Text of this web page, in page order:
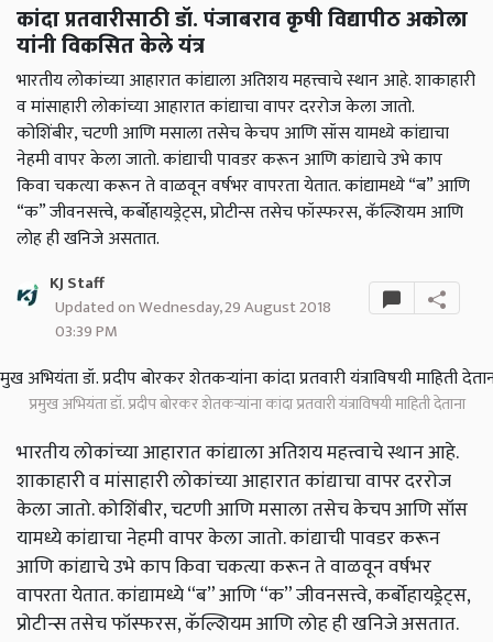
कांदा प्रतवारीसाठी डॉ. पंजाबराव कृषी विद्यापीठ अकोला
यांनी विकसित केले यंत्र
भारतीय लोकांच्या आहारात कांद्याला अतिशय महत्त्वाचे स्थान आहे. शाकाहारी
व मांसाहारी लोकांच्या आहारात कांद्याचा वापर दररोज केला जातो.
कोशिंबीर, चटणी आणि मसाला तसेच केचप आणि सॉस यामध्ये कांद्याचा
नेहमी वापर केला जातो. कांद्याची पावडर करून आणि कांद्याचे उभे काप
किवा चकत्या करून ते वाळवून वर्षभर वापरता येतात. कांद्यामध्ये “ब” आणि
“क” जीवनसत्त्वे, कर्बोहायड्रेट्स, प्रोटीन्स तसेच फॉस्फरस, कॅल्शियम आणि
लोह ही खनिजे असतात.
KJ Staff
Updated on Wednesday, 29 August 2018
03:39 PM
प्रमुख अभियंता डॉ. प्रदीप बोरकर शेतकऱ्यांना कांदा प्रतवारी यंत्राविषयी माहिती देताना
भारतीय लोकांच्या आहारात कांद्याला अतिशय महत्त्वाचे स्थान आहे.
शाकाहारी व मांसाहारी लोकांच्या आहारात कांद्याचा वापर दररोज
केला जातो. कोशिंबीर, चटणी आणि मसाला तसेच केचप आणि सॉस
यामध्ये कांद्याचा नेहमी वापर केला जातो. कांद्याची पावडर करून
आणि कांद्याचे उभे काप किवा चकत्या करून ते वाळवून वर्षभर
वापरता येतात. कांद्यामध्ये “ब” आणि “क” जीवनसत्त्वे, कर्बोहायड्रेट्स,
प्रोटीन्स तसेच फॉस्फरस, कॅल्शियम आणि लोह ही खनिजे असतात.